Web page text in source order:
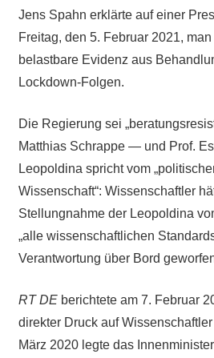
Jens Spahn erklärte auf einer
Freitag, den 5. Februar 2021,
belastbare Evidenz aus
Lockdown-Folgen.
Die Regierung sei
Matthias Schrappe — und Prof.
Leopoldina spricht vom
Wissenschaft“: Wissenschaftler
Stellungnahme der Leopoldina
„alle wissenschaftlichen
Verantwortung über Bord
RT DEberichtete am 7. Februar
direkter Druck auf
März 2020 legte das